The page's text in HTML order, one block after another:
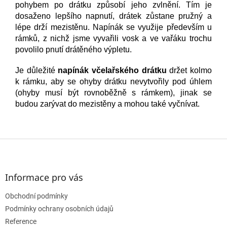
pohybem po drátku způsobí jeho zvlnění. Tím je
dosaženo lepšího napnutí, drátek zůstane pružný a
lépe drží mezistěnu. Napínák se využije především u
rámků, z nichž jsme vyvařili vosk a ve vařáku trochu
povolilo pnutí drátěného výpletu.
Je důležité napínák včelařského drátku držet kolmo
k rámku, aby se ohyby drátku nevytvořily pod úhlem
(ohyby musí být rovnoběžně s rámkem), jinak se
budou zarývat do mezistěny a mohou také vyčnívat.
Z
Informace pro vás
Obchodní podmínky
Podmínky ochrany osobních údajů
Reference